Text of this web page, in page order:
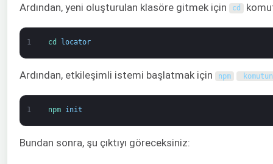
Ardından, yeni oluşturulan klasöre gitmek için cd
1 cd locator
Ardından, etkileşimli istemi başlatmak için npm
1 npm init
Bundan sonra, şu çıktıyı göreceksiniz: